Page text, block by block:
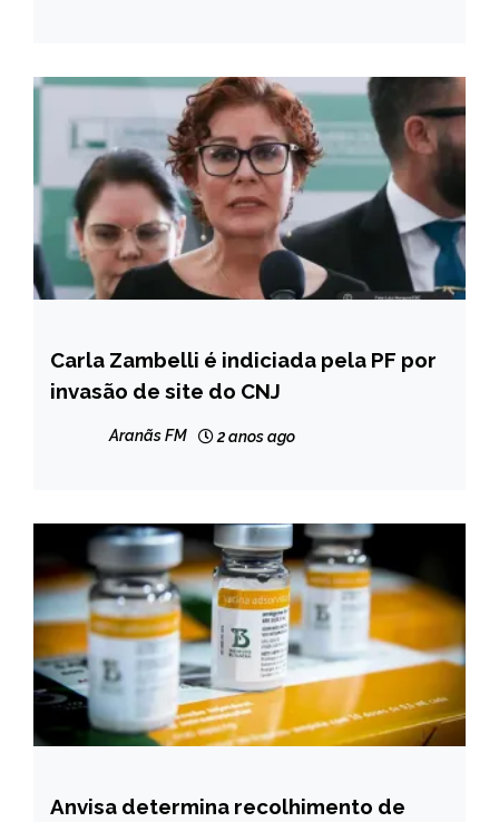
BRASIL
NOTÍCIAS
Carla Zambelli é indiciada pela PF por
invasão de site do CNJ
Aranãs FM 2 anos ago
BRASIL
Anvisa determina recolhimento de